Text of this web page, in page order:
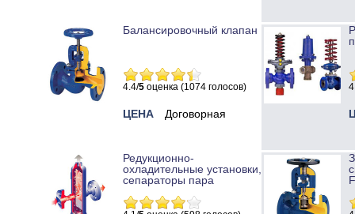
Балансировочный клапан
4.4/5 оценка (1074 голосов)
ЦЕНА Договорная
Редукционно-
охладительные установки,
сепараторы пара